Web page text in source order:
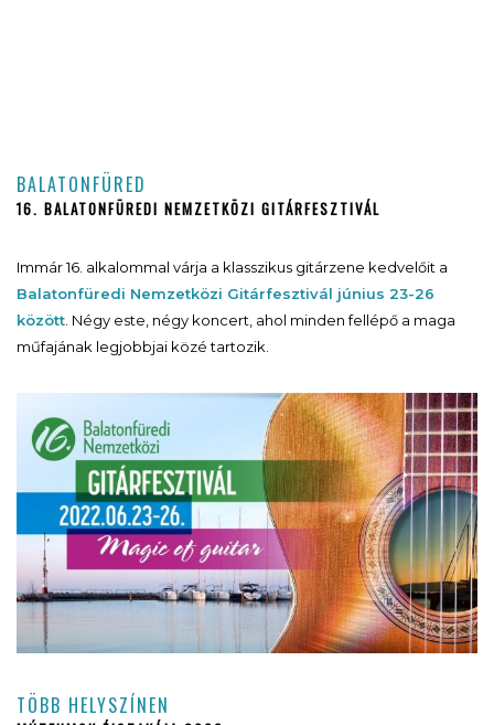
BALATONFÜRED
16. BALATONFÜREDI NEMZETKÖZI GITÁRFESZTIVÁL
Immár 16. alkalommal várja a klasszikus gitárzene kedvelőit a
Balatonfüredi Nemzetközi Gitárfesztivál június 23-26
között. Négy este, négy koncert, ahol minden fellépő a maga
műfajának legjobbjai közé tartozik.
TÖBB HELYSZÍNEN